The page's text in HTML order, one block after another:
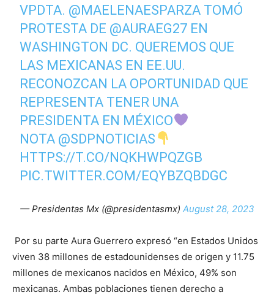
VPDTA. @MAELENAESPARZA TOMÓ
PROTESTA DE @AURAEG27 EN
WASHINGTON DC. QUEREMOS QUE
LAS MEXICANAS EN EE.UU.
RECONOZCAN LA OPORTUNIDAD QUE
REPRESENTA TENER UNA
PRESIDENTA EN MÉXICO
NOTA @SDPNOTICIAS
HTTPS://T.CO/NQKHWPQZGB
PIC.TWITTER.COM/EQYBZQBDGC
— Presidentas Mx (@presidentasmx) August 28, 2023
Por su parte Aura Guerrero expresó “en Estados Unidos
viven 38 millones de estadounidenses de origen y 11.75
millones de mexicanos nacidos en México, 49% son
mexicanas. Ambas poblaciones tienen derecho a